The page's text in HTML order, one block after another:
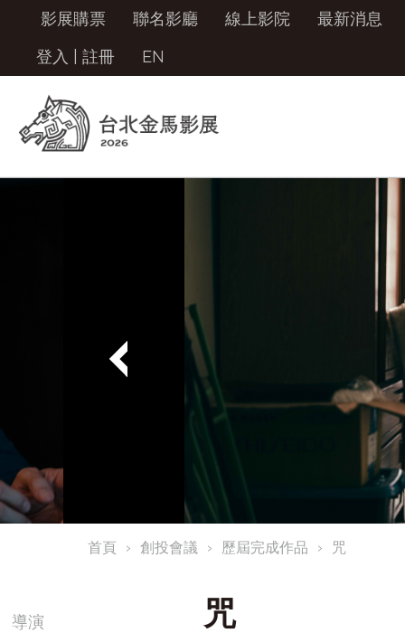
影展購票 聯名影廳 線上影院
最新消息
登入
註冊 EN
首頁 創投會議 歷屆完成作品 咒
導演
咒